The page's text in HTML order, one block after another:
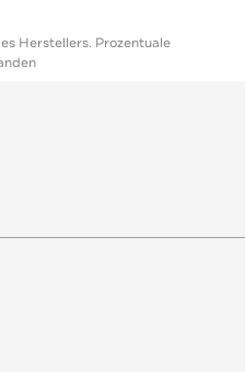
Herstellers. Prozentuale